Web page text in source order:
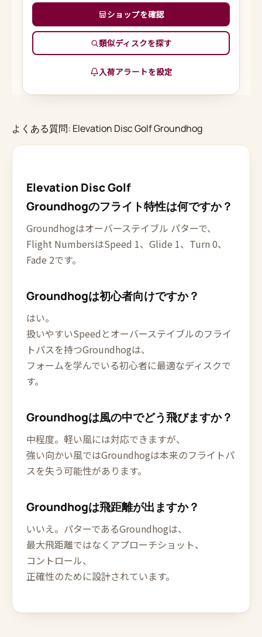
ショップを確認
類似ディスクを探す
入荷アラートを設定
よくある質問: Elevation Disc Golf Groundhog
Elevation Disc Golf
Groundhogのフライト特性は何ですか？
Groundhogはオーバーステイブル パターで、
Flight NumbersはSpeed 1、Glide 1、Turn 0、
Fade 2です。
Groundhogは初心者向けですか？
はい。
扱いやすいSpeedとオーバーステイブルのフライ
トパスを持つGroundhogは、
フォームを学んでいる初心者に最適なディスクで
す。
Groundhogは風の中でどう飛びますか？
中程度。軽い風には対応できますが、
強い向かい風ではGroundhogは本来のフライトパ
スを失う可能性があります。
Groundhogは飛距離が出ますか？
いいえ。パターであるGroundhogは、
最大飛距離ではなくアプローチショット、
コントロール、
正確性のために設計されています。